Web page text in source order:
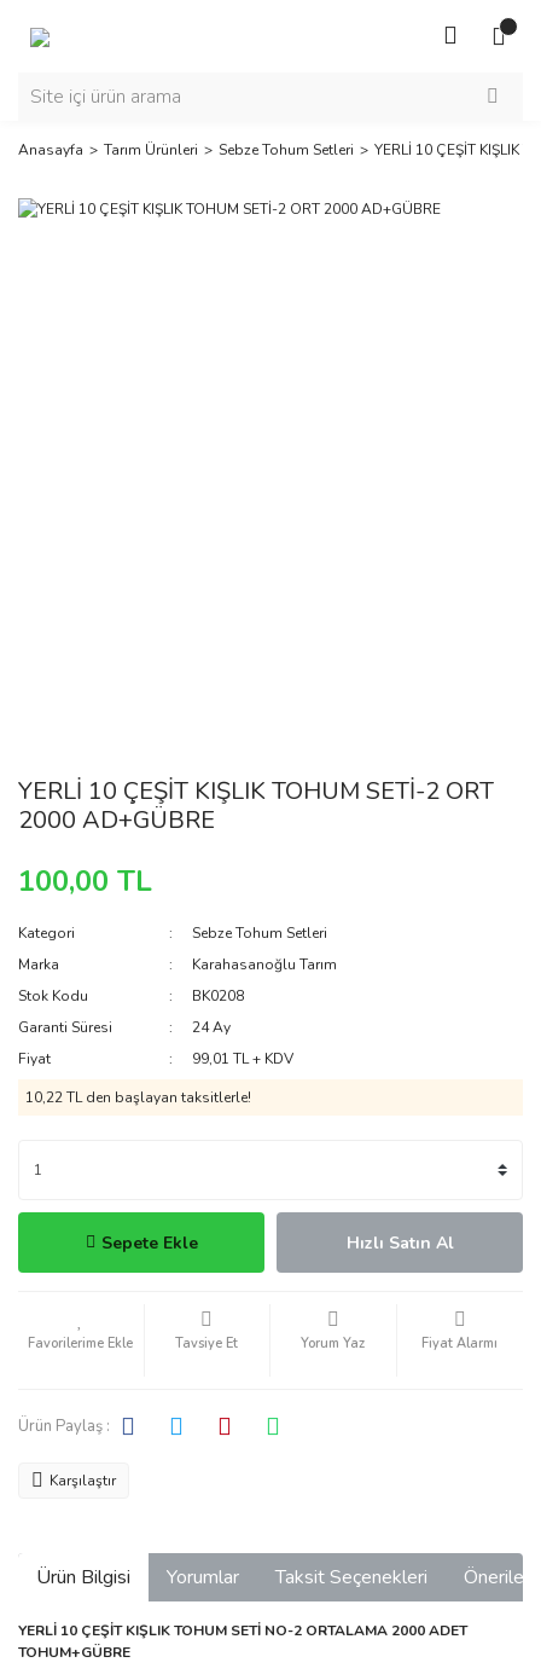
Anasayfa Tarım Ürünleri Sebze Tohum Setleri YERLİ 10 ÇEŞİT KIŞLIK
YERLİ 10 ÇEŞİT KIŞLIK TOHUM SETİ-2 ORT
2000 AD+GÜBRE
100,00 TL
Kategori
Sebze Tohum Setleri
Marka
Karahasanoğlu Tarım
Stok Kodu
BK0208
Garanti Süresi
24 Ay
Fiyat
99,01 TL + KDV
10,22 TL den başlayan taksitlerle!
Sepete Ekle Hızlı Satın Al
Tavsiye Et Yorum Yaz Fiyat Alarmı
Ürün Paylaş :
Karşılaştır
Ürün Bilgisi Yorumlar Taksit Seçenekleri
YERLİ 10 ÇEŞİT KIŞLIK TOHUM SETİ NO-2 ORTALAMA 2000 ADET
TOHUM+GÜBRE